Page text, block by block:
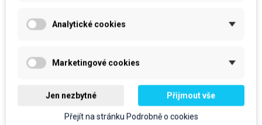
Očekáváme dodání zboží
96 Kč
Do košíku Do košíku
Analytické cookies
Marketingové cookies
Jen nezbytné Přijmout vše
Přejít na stránku Podrobně o cookies